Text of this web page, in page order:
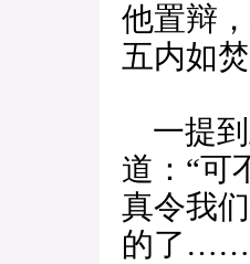
他置辩
五内如
一提到
道：“可
真令我
的了